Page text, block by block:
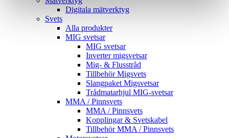
Digitala mätverktyg
Svets
Alla produkter
MIG svetsar
MIG svetsar
Inverter migsvetsar
Mig- & Flusstråd
Tillbehör Migsvets
Slangpaket Migsvetsar
Trådmatarhjul MIG-svetsar
MMA / Pinnsvets
MMA / Pinnsvets
Kopplingar & Svetskabel
Tillbehör MMA / Pinnsvets